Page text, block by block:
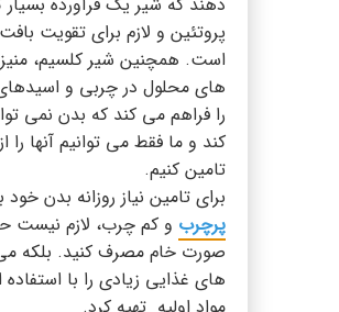
پروتئین و لازم برای تقویت
است. همچنین شیر کلسیم،
های محلول در چربی و
کند و ما فقط می توانیم آنها را
تامین کنیم.
برای تامین نیاز روزانه بدن خود
پرچرب و کم چرب، لازم نیست
صورت خام مصرف کنید. بلکه می
های غذایی زیادی را با